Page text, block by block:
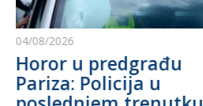
04/08/2026
Horor u predgrađu
Pariza: Policija u